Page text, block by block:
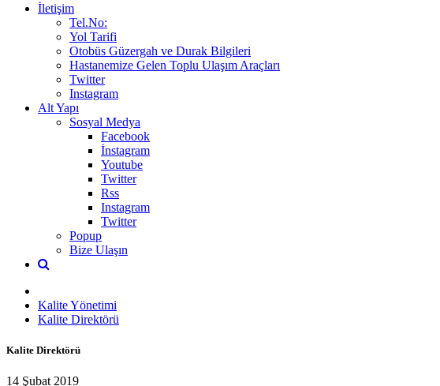
İletişim
Tel.No:
Yol Tarifi
Otobüs Güzergah ve Durak Bilgileri
Hastanemize Gelen Toplu Ulaşım Araçları
Twitter
Instagram
Alt Yapı
Sosyal Medya
Facebook
İnstagram
Youtube
Twitter
Rss
Instagram
Twitter
Popup
Bize Ulaşın
Kalite Yönetimi
Kalite Direktörü
Kalite Direktörü
14 Şubat 2019